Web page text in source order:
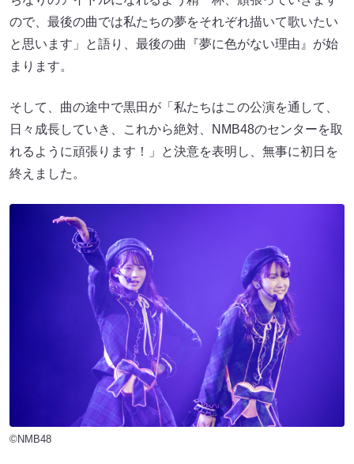
ので、最後の曲では私たちの夢をそれぞれ描いて歌いたい
と思います」と語り、最後の曲『夢に色がない理由』が始
まります。
そして、曲の途中で黒田が「私たちはこの公演を通して、
日々成長していき、これから絶対、NMB48のセンターを取
れるように頑張ります！」と決意を表明し、無事に初日を
終えました。
©NMB48